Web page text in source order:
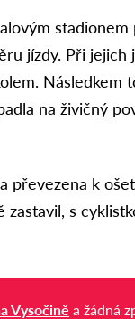
stadionem
jízdy. Při jejich
Následkem
na živičný
převezena k
s
Vysočině a žádná